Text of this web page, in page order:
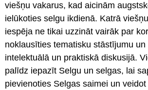
viešņu vakarus, kad aicinām
ielūkoties selgu ikdienā. Katrā
iespēja ne tikai uzzināt vairāk par
noklausīties tematisku stāstījumu
intelektuālā un praktiskā diskusijā.
palīdz iepazīt Selgu un selgas, lai
pievienoties Selgas saimei un